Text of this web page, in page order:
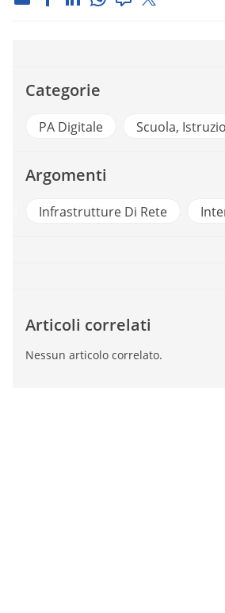
Categorie
PA Digitale Scuola,
Argomenti
Infrastrutture Di Rete
Articoli correlati
Nessun articolo correlato.